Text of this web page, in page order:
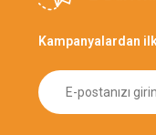
Kampanyalardan